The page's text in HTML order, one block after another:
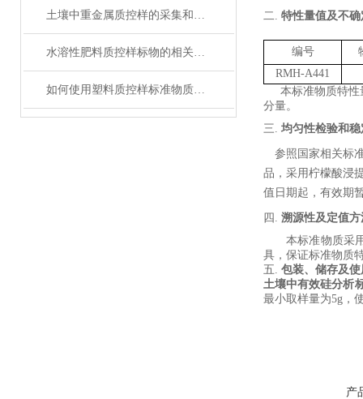
土壤中重金属质控样的采集和处理方法
水溶性肥料质控样标物的相关知识普及
如何使用塑料质控样标准物质提高电子行业中产品质量
二. 特性量值及不确
编号
RMH-A441
本标准物质特
分量。
三. 均匀性检验和
参照国家相关标
品，采用柠檬酸浸
值日期起，有效期
四. 溯源性及定值方
本标准物质采
具，保证标准物质
五. 包装、储存及使
土壤中有效硅分析
最小取样量为5g ，
产